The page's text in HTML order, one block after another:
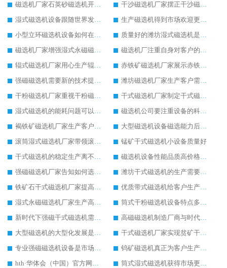
磁选机厂家石英砂磁选机开展除铁新技能
干沙磁选机厂家摆正干沙磁选机创新生产的态度
湿式磁选机设备跟随世界发展脚步快速发展
生产磁选机得到市场欢迎更应该重视技术
小型立环磁选机设备如何在市场中适者生存
质量好的潍坊湿式磁选机是客户生产的必选
磁选机厂家增强湿式永磁磁选机的新技术生产理念
磁选机厂注重自身对客户的售后服务
辊式磁选机厂家用心生产辊式磁选机设备
赤铁矿磁选机厂家展示赤铁矿磁选机的设备优点
强磁磁选机需要新的技术提高强磁磁选机工作效率
潍坊磁选机厂家生产客户需求量高的磁选选矿设备
干粉磁选机厂家重视干粉磁选机的设备质量
干式磁选机厂家制定干式磁选机市场发展新目标
湿式磁选机的能耗问题可以这么理解
磁选机公司要注重设备的科技技术生产
褐铁矿磁选机厂家生产客户满意的褐铁矿磁选机
大型磁选机设备磁选能力后劲十足
滚筒湿式磁选机厂家带领滚筒湿式磁选机领导示范作用
锰矿干式磁选机小设备质量好
干式磁选机的稳定生产离不开合理的保养工作
磁选机设备性能品质高价格合理客户比较喜欢
强磁磁选机厂家告知如何选购强磁磁选机设备
潍坊干式磁选机的生产需要更多创新来支持
铁矿石干式磁选机厂家提高干式磁选机的市场销售量
优质带式磁选机给客户生产带来不一样的体验
湿式永磁磁选机厂家生产高品质的湿式永磁磁选机设备
筒式干粉磁选机设备特点多更受到欢迎
新时代下强磁干式磁选机需要环保生产
高磁磁选机制造厂商与时代共同进步和发展
大型磁选机的大型化发展是必然趋势
干式磁选机厂家实现贫矿干式磁选机的专业化管理
专业强磁磁选机设备是市场的主导设备
钨矿磁选机真正为客户生产提供更多便利
hth·华体会（中国）官方网站-hth.com 厂家告诉客户hth·华体会（中国）官方网站-hth.com 生产中的优势
筒式湿式磁选机获得市场更多的关注度